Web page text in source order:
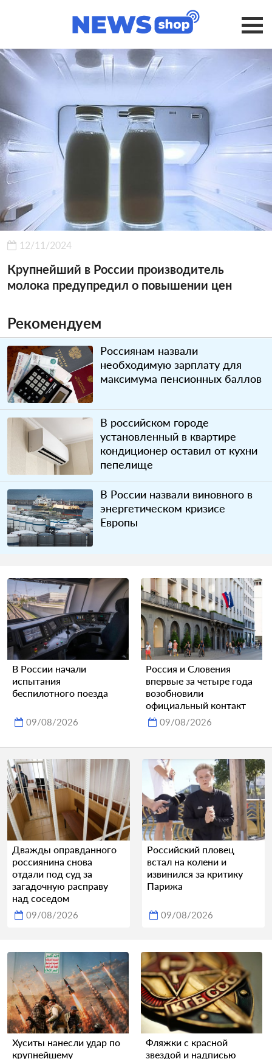
12/11/2024
Крупнейший в России производитель
молока предупредил о повышении цен
Рекомендуем
Россиянам назвали
необходимую зарплату для
максимума пенсионных баллов
В российском городе
установленный в квартире
кондиционер оставил от кухни
пепелище
В России назвали виновного в
энергетическом кризисе
Европы
В России начали
испытания
беспилотного поезда
09/08/2026
Россия и Словения
впервые за четыре года
возобновили
официальный контакт
09/08/2026
Дважды оправданного
россиянина снова
отдали под суд за
загадочную расправу
над соседом
09/08/2026
Российский пловец
встал на колени и
извинился за критику
Парижа
09/08/2026
Хуситы нанесли удар по
крупнейшему
Фляжки с красной
звездой и надписью